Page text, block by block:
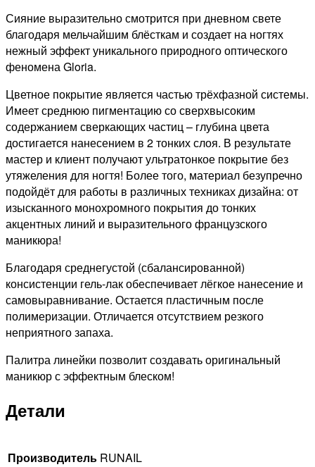
Сияние выразительно смотрится при дневном свете
благодаря мельчайшим блёсткам и создает на ногтях
нежный эффект уникального природного оптического
феномена Gloria.
Цветное покрытие является частью трёхфазной системы.
Имеет среднюю пигментацию со сверхвысоким
содержанием сверкающих частиц – глубина цвета
достигается нанесением в 2 тонких слоя. В результате
мастер и клиент получают ультратонкое покрытие без
утяжеления для ногтя! Более того, материал безупречно
подойдёт для работы в различных техниках дизайна: от
изысканного монохромного покрытия до тонких
акцентных линий и выразительного французского
маникюра!
Благодаря среднегустой (сбалансированной)
консистенции гель-лак обеспечивает лёгкое нанесение и
самовыравнивание. Остается пластичным после
полимеризации. Отличается отсутствием резкого
неприятного запаха.
Палитра линейки позволит создавать оригинальный
маникюр с эффектным блеском!
Детали
Производитель RUNAIL